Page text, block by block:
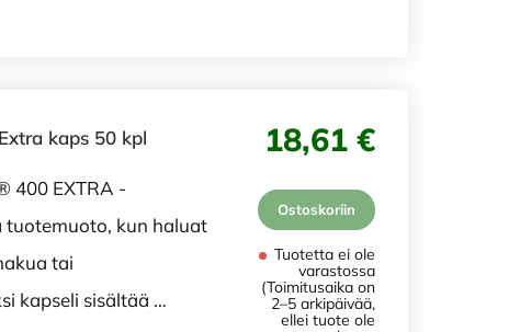
kaps 50 kpl
400 EXTRA -
tuotemuoto, kun haluat
tai
kapseli sisältää …
18,61 €
Ostoskoriin
Tuotetta ei ole
varastossa
(Toimitusaika on
2–5 arkipäivää,
ellei tuote ole